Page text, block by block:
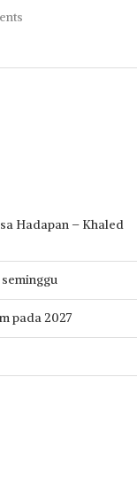
Hadapan – Khaled
pada 2027